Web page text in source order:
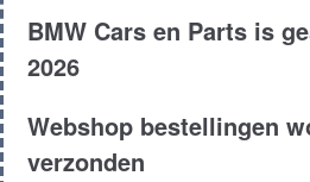
Motor type :
BMW Cars en Parts is
2026
Webshop bestellingen
verzonden